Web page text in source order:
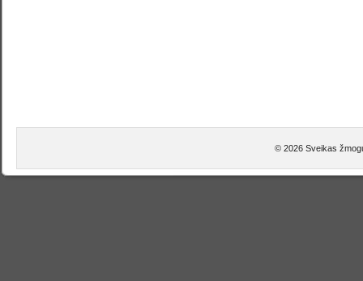
© 2026 Sveikas